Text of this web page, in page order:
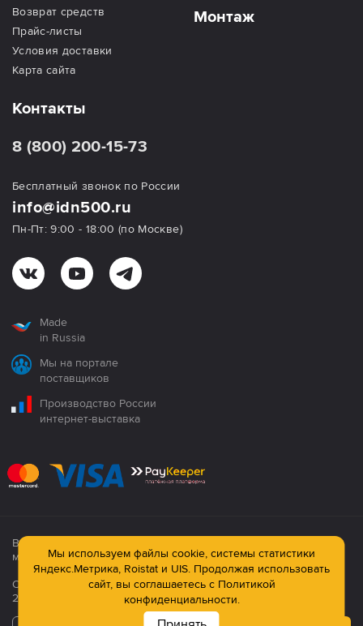
Возврат средств
Прайс-листы
Условия доставки
Карта сайта
Монтаж
Контакты
8 (800) 200-15-73
Бесплатный звонок по России
info@idn500.ru
Пн-Пт: 9:00 - 18:00 (по Москве)
Made
in Russia
Мы на портале
поставщиков
Производство России
интернет-выставка
Все продукция сертифицирована. Использование
материалов сайта строго запрещено!
Официальный сайт компании: © ООО ПК «Технология»,
2003—2026
Мы используем файлы cookie, системы статистики
Яндекс.Метрика, Roistat и UIS. Продолжая использовать
сайт, вы соглашаетесь с Политикой
конфиденциальности.